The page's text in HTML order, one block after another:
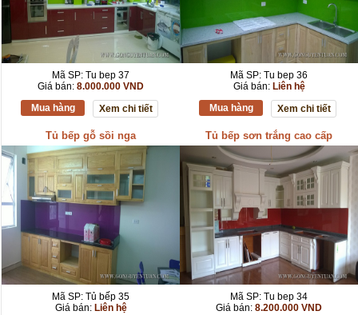
Mã SP: Tu bep 37
Giá bán: 8.000.000 VND
Mua hàng
Xem chi tiết
Mã SP: Tu bep 36
Giá bán: Liên hệ
Mua hàng
Xem chi tiết
Tủ bếp gỗ sồi nga
Mã SP: Tủ bếp 35
Giá bán: Liên hệ
Tủ bếp sơn trắng cao cấp
Mã SP: Tu bep 34
Giá bán: 8.200.000 VND